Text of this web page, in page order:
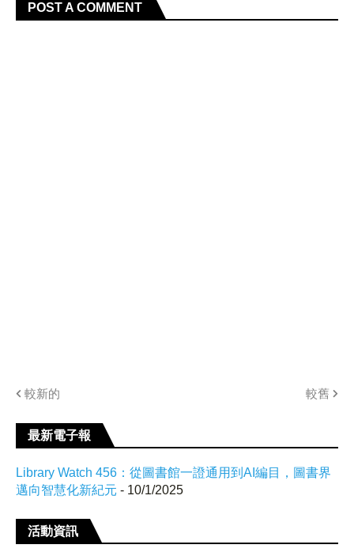
POST A COMMENT
較新的 較舊
最新電子報
Library Watch 456：從圖書館一證通用到AI編目，圖書界
邁向智慧化新紀元 - 10/1/2025
活動資訊